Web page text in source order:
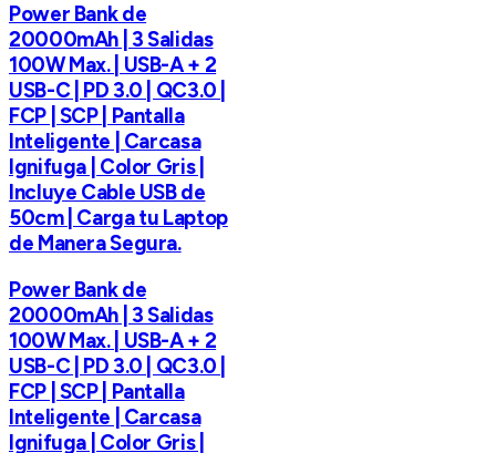
Power Bank de
20000mAh | 3 Salidas
100W Max. | USB-A + 2
USB-C | PD 3.0 | QC3.0 |
FCP | SCP | Pantalla
Inteligente | Carcasa
Ignifuga | Color Gris |
Incluye Cable USB de
50cm | Carga tu Laptop
de Manera Segura.
Power Bank de
20000mAh | 3 Salidas
100W Max. | USB-A + 2
USB-C | PD 3.0 | QC3.0 |
FCP | SCP | Pantalla
Inteligente | Carcasa
Ignifuga | Color Gris |